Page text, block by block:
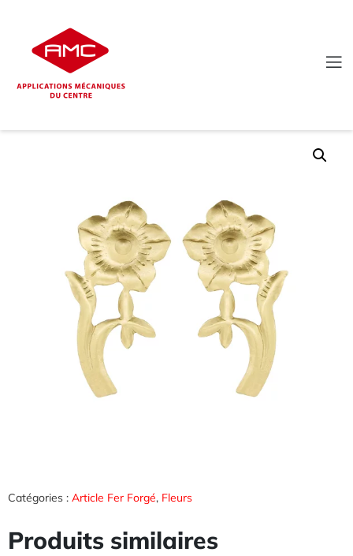
Catégories : Article Fer Forgé, Fleurs
Produits similaires